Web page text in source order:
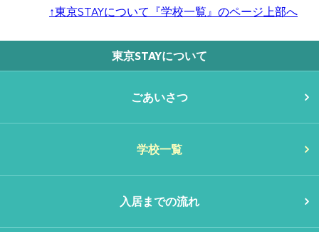
↑東京STAYについて『学校一覧』のページ上部へ
東京STAYについて
ごあいさつ
学校一覧
入居までの流れ